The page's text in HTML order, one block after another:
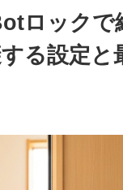
ロックで
る設定